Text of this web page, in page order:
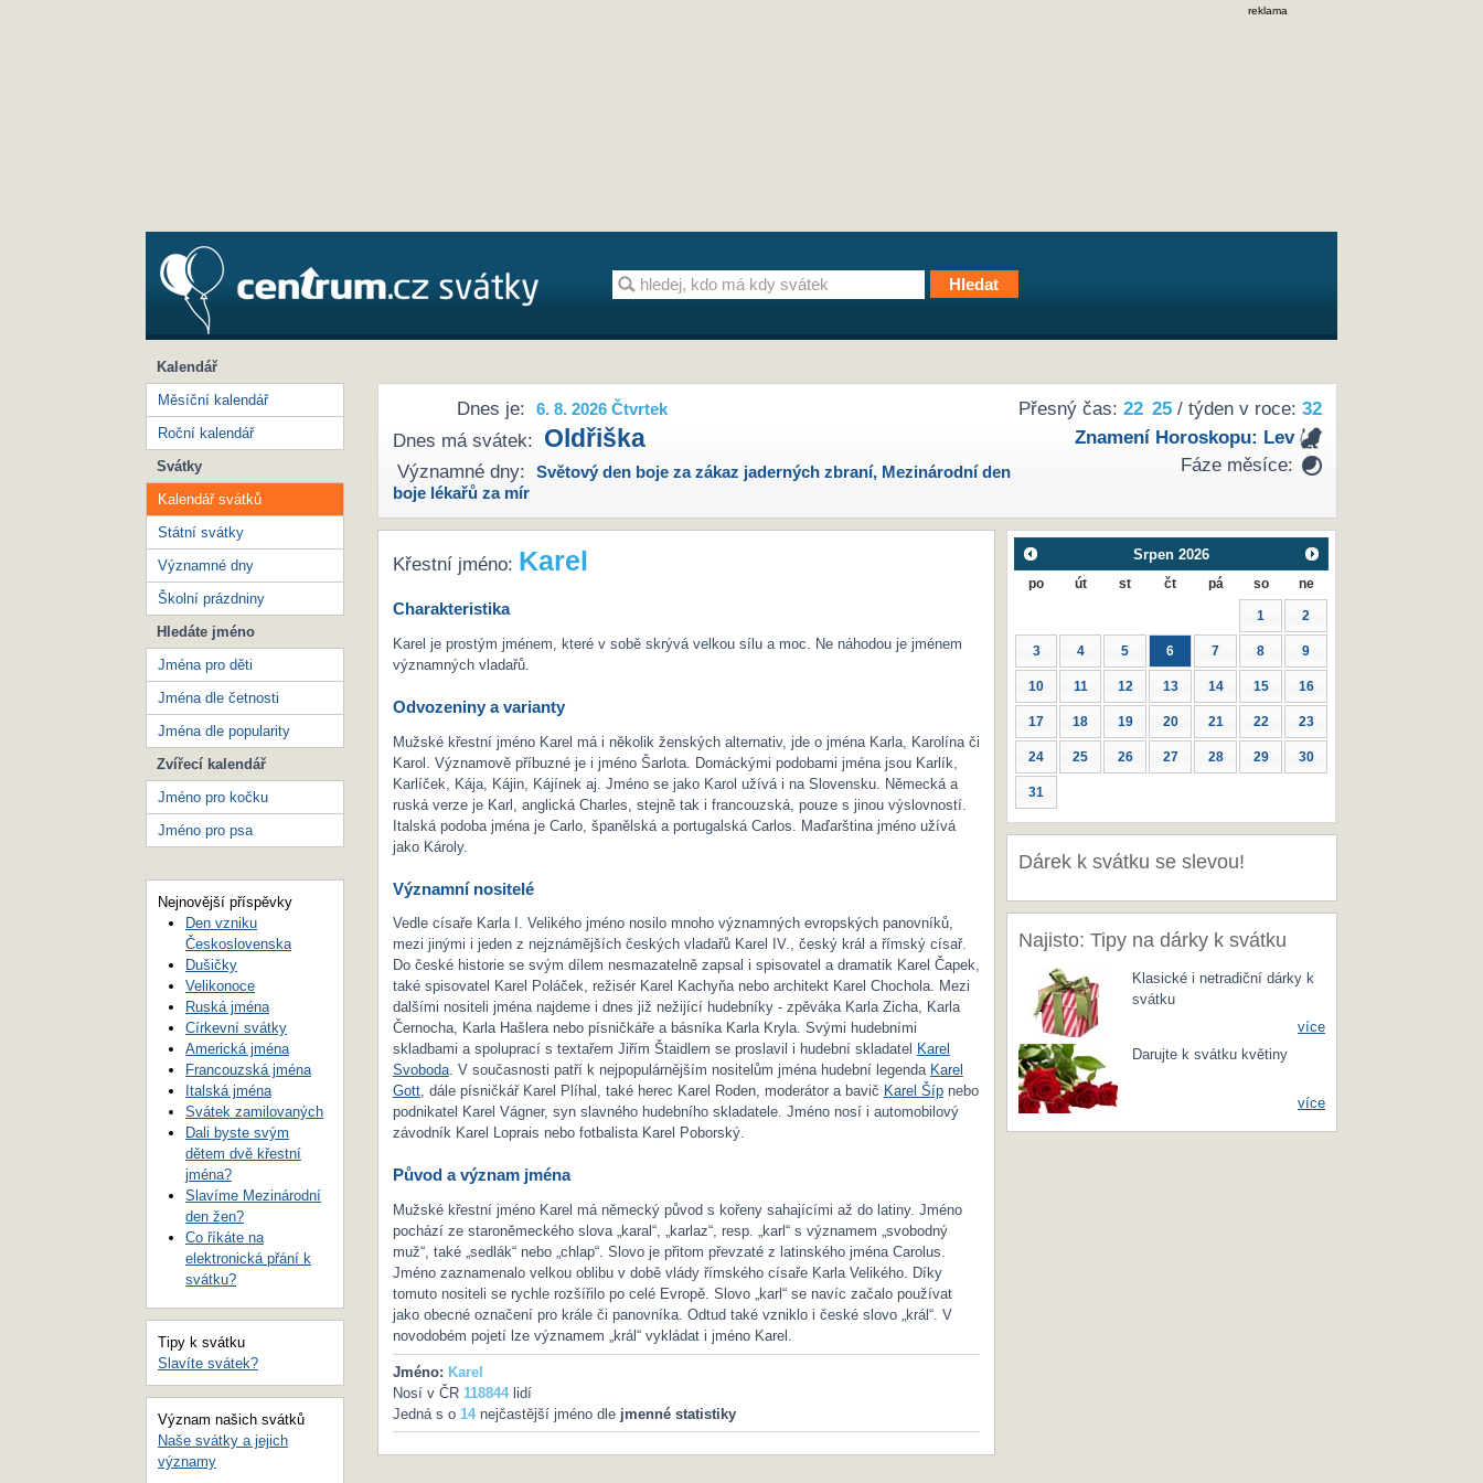
reklama
Přesný čas: 22 25/ týden v roce: 32
Znamení Horoskopu: Lev
Fáze měsíce:
Dnes je: 6. 8. 2026 Čtvrtek
Dnes má svátek: Oldřiška
Významné dny: Světový den boje za zákaz jaderných zbraní, Mezinárodní den
boje lékařů za mír
Křestní jméno: Karel
Charakteristika
Karel je prostým jménem, které v sobě skrývá velkou sílu a moc. Ne náhodou je jménem
významných vladařů.
Odvozeniny a varianty
Mužské křestní jméno Karel má i několik ženských alternativ, jde o jména Karla, Karolína či
Karol. Významově příbuzné je i jméno Šarlota. Domáckými podobami jména jsou Karlík,
Karlíček, Kája, Kájin, Kájínek aj. Jméno se jako Karol užívá i na Slovensku. Německá a
ruská verze je Karl, anglická Charles, stejně tak i francouzská, pouze s jinou výslovností.
Italská podoba jména je Carlo, španělská a portugalská Carlos. Maďarština jméno užívá
jako Károly.
Významní nositelé
Vedle císaře Karla I. Velikého jméno nosilo mnoho významných evropských panovníků,
mezi jinými i jeden z nejznámějších českých vladařů Karel IV., český král a římský císař.
Do české historie se svým dílem nesmazatelně zapsal i spisovatel a dramatik Karel Čapek,
také spisovatel Karel Poláček, režisér Karel Kachyňa nebo architekt Karel Chochola. Mezi
dalšími nositeli jména najdeme i dnes již nežijící hudebníky - zpěváka Karla Zicha, Karla
Černocha, Karla Hašlera nebo písničkáře a básníka Karla Kryla. Svými hudebními
skladbami a spoluprací s textařem Jiřím Štaidlem se proslavil i hudební skladatel Karel
Svoboda. V současnosti patří k nejpopulárnějším nositelům jména hudební legenda Karel
Gott, dále písničkář Karel Plíhal, také herec Karel Roden, moderátor a bavič Karel Šípnebo
podnikatel Karel Vágner, syn slavného hudebního skladatele. Jméno nosí i automobilový
závodník Karel Loprais nebo fotbalista Karel Poborský.
Původ a význam jména
Mužské křestní jméno Karel má německý původ s kořeny sahajícími až do latiny. Jméno
pochází ze staroněmeckého slova „karal“, „karlaz“, resp. „karl“ s významem „svobodný
muž“, také „sedlák“ nebo „chlap“. Slovo je přitom převzaté z latinského jména Carolus.
Jméno zaznamenalo velkou oblibu v době vlády římského císaře Karla Velikého. Díky
tomuto nositeli se rychle rozšířilo po celé Evropě. Slovo „karl“ se navíc začalo používat
jako obecné označení pro krále či panovníka. Odtud také vzniklo i české slovo „král“. V
novodobém pojetí lze významem „král“ vykládat i jméno Karel.
Jméno: Karel
Nosí v ČR 118844lidí
Jedná s o 14nejčastější jméno dle jmenné statistiky
Srpen 2026
po út st čt pá so ne
1 2
3 4 5 6 7 8 9
10 11 12 13 14 15 16
17 18 19 20 21 22 23
24 25 26 27 28 29 30
31
Dárek k svátku se slevou!
Najisto: Tipy na dárky k svátku
Klasické i netradiční dárky k
svátku
více
Darujte k svátku květiny
více
Kalendář
Měsíční kalendář
Roční kalendář
Svátky
Kalendář svátků
Státní svátky
Významné dny
Školní prázdniny
Hledáte jméno
Jména pro děti
Jména dle četnosti
Jména dle popularity
Zvířecí kalendář
Jméno pro kočku
Jméno pro psa
Nejnovější příspěvky
Den vzniku
Československa
Dušičky
Velikonoce
Ruská jména
Církevní svátky
Americká jména
Francouzská jména
Italská jména
Svátek zamilovaných
Dali byste svým
dětem dvě křestní
jména?
Slavíme Mezinárodní
den žen?
Co říkáte na
elektronická přání k
svátku?
Tipy k svátku
Slavíte svátek?
Význam našich svátků
Naše svátky a jejich
významy